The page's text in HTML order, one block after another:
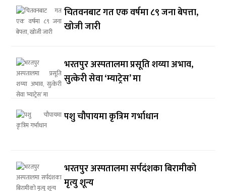
चितवनबाट गत एक वर्षमा ८९ जना बेपत्ता,
खोजी जारी
भरतपुर अस्पतालमा प्रसूति शय्या अभाव,
सुत्केरी सेवा ‘म्याट्रेस’ मा
पशु चौपायमा कृत्रिम गर्भाधान
भरतपुर अस्पतालमा सर्पदंशका बिरामीको
मृत्यु शून्य